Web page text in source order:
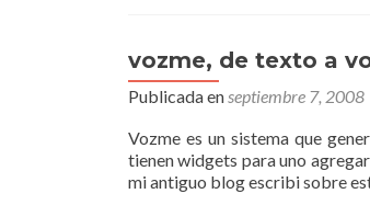
vozme, de texto a
Publicada enseptiembre 7, 2008
Vozme es un sistema que
tienen widgets para uno
mi antiguo blog escribi sobre